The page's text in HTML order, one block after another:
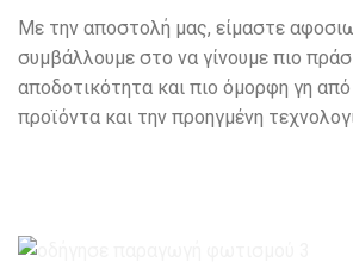
Με την αποστολή μας, είμαστε
συμβάλλουμε στο να γίνουμε πιο
αποδοτικότητα και πιο όμορφη γη
προϊόντα και την προηγμένη